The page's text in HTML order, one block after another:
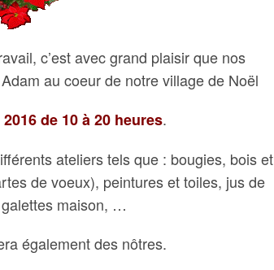
c’est avec grand plaisir que nos
au coeur de notre village de Noël
de 10 à 20 heures.
ateliers tels que : bougies, bois et
de voeux), peintures et toiles, jus de
maison, …
également des nôtres.